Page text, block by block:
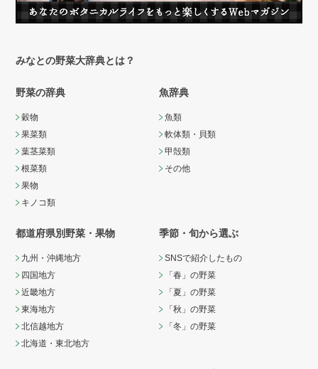
みなとの野菜大辞典とは？
野菜の辞典
穀物
果菜類
葉茎菜類
根菜類
果物
キノコ類
魚辞典
魚類
軟体類・貝類
甲殻類
その他
都道府県別野菜・果物
九州・沖縄地方
四国地方
近畿地方
東海地方
北信越地方
北海道・東北地方
季節・旬から選ぶ
SNSで紹介したもの
「春」の野菜
「夏」の野菜
「秋」の野菜
「冬」の野菜